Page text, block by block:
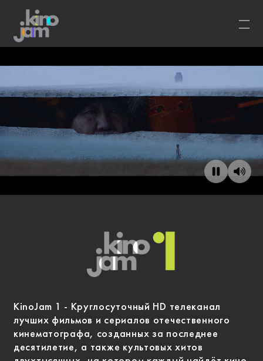
KinoJam 1 - Круглосуточный HD телеканал
лучших фильмов и сериалов отечественного
кинематографа, созданных за последнее
десятилетие, а также культовых хитов